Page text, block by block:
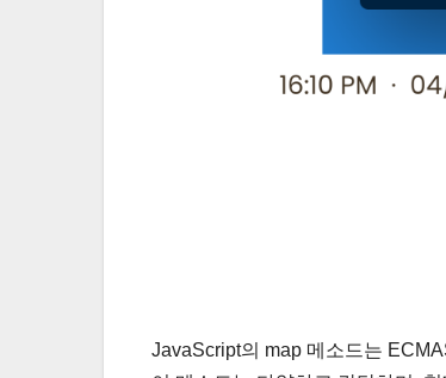
JavaScript의 map 메소드는